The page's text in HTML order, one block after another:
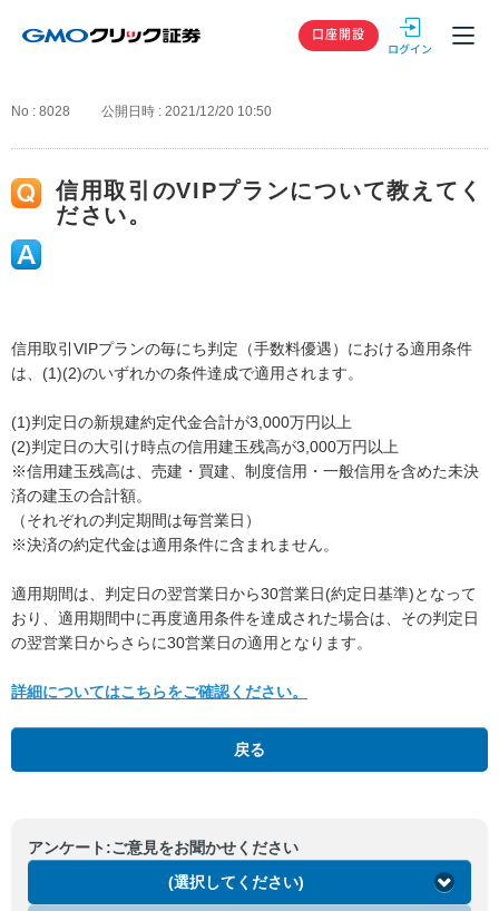
GMOクリック
口座開設
No : 8028 公開日時 : 2021/12/20 10:50
信用取引のVIPプランについて教えてく
ださい。
信用取引VIPプランの毎にち判定（手数料優遇）における適用条件
は、(1)(2)のいずれかの条件達成で適用されます。
(1)判定日の新規建約定代金合計が3,000万円以上
(2)判定日の大引け時点の信用建玉残高が3,000万円以上
※信用建玉残高は、売建・買建、制度信用・一般信用を含めた未決
済の建玉の合計額。
（それぞれの判定期間は毎営業日）
※決済の約定代金は適用条件に含まれません。
適用期間は、判定日の翌営業日から30営業日(約定日基準)となって
おり、適用期間中に再度適用条件を達成された場合は、その判定日
の翌営業日からさらに30営業日の適用となります。
詳細についてはこちらをご確認ください。
戻る
アンケート:ご意見をお聞かせください
(選択してください)